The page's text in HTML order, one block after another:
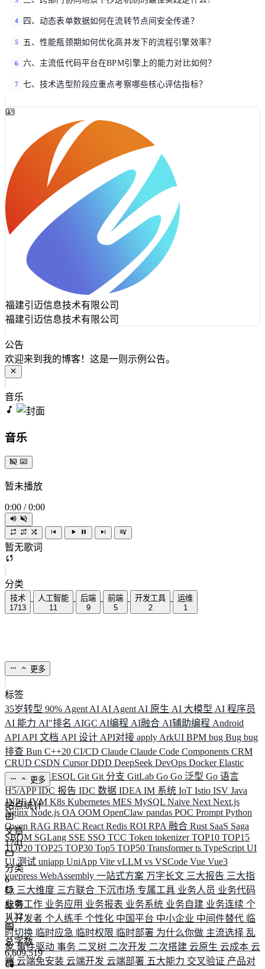
4 四、动态表单数据如何在流转节点间安全传递？
5 五、性能瓶颈期如何优化高并发下的流程引擎效率？
6 六、主流低代码平台在BPM引擎上的能力对比如何？
7 七、技术选型阶段应重点考察哪些核心评估指标？
福建引迈信息技术有限公司
福建引迈信息技术有限公司
公告
欢迎来到我的博客！这是一则示例公告。
音乐
音乐
暂未播放
0:00 / 0:00
暂无歌词
分类
技术
1713
人工智能
11
后端
9
前端
5
开发工具
2
运维
1
更多
标签
35岁转型 90% Agent AI AI Agent AI 原生 AI 大模型 AI 程序员
AI 能力 AI"排名 AIGC AI编程 AI融合 AI辅助编程 Android
API API 文档 API 设计 API对接 apply ArkUI BPM bug Bug bug
排查 Bun C++20 CI/CD Claude Claude Code Components CRM
CRUD CSDN CursorDDD DeepSeek DevOps DockerElastic
ELK ElysiaESQL Git Git 分支 GitLab Go Go 泛型 Go 语言
H5/APPIDC 报告 IDC 数据 IDEA IM 系统 IoT Istio ISV Java
JNPFJVM K8s Kubernetes MES MySQL Naive Next Next.js
NginxNode.js OA OOM OpenClaw pandas POC Prompt Python
Qwen RAG RBAC React Redis ROI RPA 融合 Rust SaaS Saga
SBOM SGLang SSE SSO TCC Token tokenizerTOP10 TOP15
TOP20 TOP25 TOP30 Top5 TOP50 Transformerts TypeScript UI
UI 测试 uniapp UniApp Vite vLLM vs VSCode Vue Vue3
vuepress WebAssembly 一站式方案 万字长文 三大报告 三大指
标 三大维度 三方联合 下沉市场 专属工具 业务人员 业务代码
业务工作 业务应用 业务报表 业务系统 业务自建 业务连续 个
人开发者 个人练手 个性化 中国平台 中小企业 中间件替代 临
时切换 临时应急 临时权限 临时部署 为什么你做 主流选择 乱
象 事件驱动 事务 二叉树 二次开发 二次搭建 云原生 云成本 云
端 云端免安装 云端开发 云端部署 五大能力 交叉验证 产品对
更多
站点统计
文章
1741
分类
6
标签
1132
总字数
6,609,519